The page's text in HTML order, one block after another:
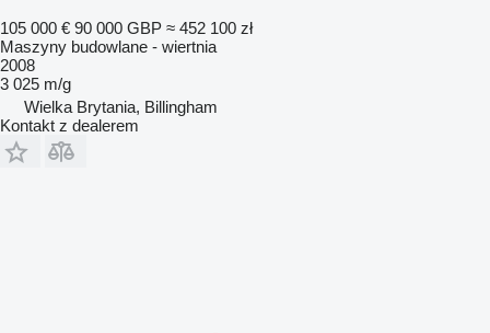
105 000 € 90 000 GBP ≈ 452 100 zł
Maszyny budowlane - wiertnia
2008
3 025 m/g
Wielka Brytania, Billingham
Kontakt z dealerem